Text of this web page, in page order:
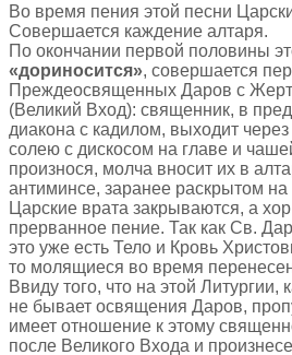
Во время пения этой песни
Совершается каждение алтаря.
По окончании первой половины
«дориносится», совершается
Преждеосвященных Даров с
(Великий Вход): священник, в
диакона с кадилом, выходит
солею с дискосом на главе и
произнося, молча вносит их в
антиминсе, заранее раскрытом на
Царские врата закрываются, а
прерванное пение. Так как Св.
это уже есть Тело и Кровь
то молящиеся во время
Ввиду того, что на этой Литургии,
не бывает освящения Даров,
имеет отношение к этому
после Великого Входа и